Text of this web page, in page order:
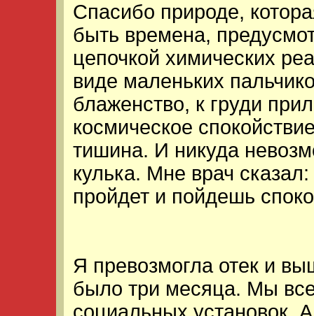
Спасибо природе,
быть времена,
цепочкой химических
виде маленьких
блаженство, к груди
космическое
тишина. И никуда
кулька. Мне врач
пройдет и пойдешь
Я превозмогла отек и
было три месяца. Мы